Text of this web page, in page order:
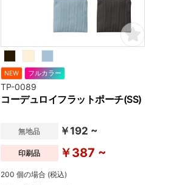
NEW フルカラー
TP-0089
コーデュロイフラットポーチ(SS)
無地品 ￥192 ~
印刷品 ￥387 ~
200 個の場合 (税込)